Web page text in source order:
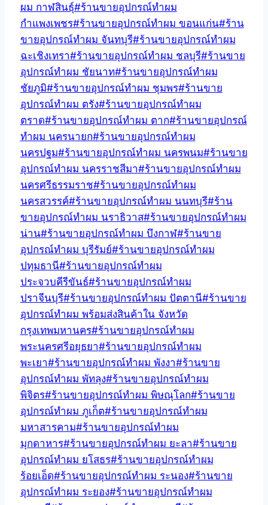
ผม กาฬสินธุ์#ร้านขายอุปกรณ์ทำผม
กำแพงเพชร#ร้านขายอุปกรณ์ทำผม ขอนแก่น#ร้าน
ขายอุปกรณ์ทำผม จันทบุรี#ร้านขายอุปกรณ์ทำผม
ฉะเชิงเทรา#ร้านขายอุปกรณ์ทำผม ชลบุรี#ร้านขาย
อุปกรณ์ทำผม ชัยนาท#ร้านขายอุปกรณ์ทำผม
ชัยภูมิ#ร้านขายอุปกรณ์ทำผม ชุมพร#ร้านขาย
อุปกรณ์ทำผม ตรัง#ร้านขายอุปกรณ์ทำผม
ตราด#ร้านขายอุปกรณ์ทำผม ตาก#ร้านขายอุปกรณ์
ทำผม นครนายก#ร้านขายอุปกรณ์ทำผม
นครปฐม#ร้านขายอุปกรณ์ทำผม นครพนม#ร้านขาย
อุปกรณ์ทำผม นครราชสีมา#ร้านขายอุปกรณ์ทำผม
นครศรีธรรมราช#ร้านขายอุปกรณ์ทำผม
นครสวรรค์#ร้านขายอุปกรณ์ทำผม นนทบุรี#ร้าน
ขายอุปกรณ์ทำผม นราธิวาส#ร้านขายอุปกรณ์ทำผม
น่าน#ร้านขายอุปกรณ์ทำผม บึงกาฬ#ร้านขาย
อุปกรณ์ทำผม บุรีรัมย์#ร้านขายอุปกรณ์ทำผม
ปทุมธานี#ร้านขายอุปกรณ์ทำผม
ประจวบคีรีขันธ์#ร้านขายอุปกรณ์ทำผม
ปราจีนบุรี#ร้านขายอุปกรณ์ทำผม ปัตตานี#ร้านขาย
อุปกรณ์ทำผม พร้อมส่งสินค้าใน จังหวัด
กรุงเทพมหานคร#ร้านขายอุปกรณ์ทำผม
พระนครศรีอยุธยา#ร้านขายอุปกรณ์ทำผม
พะเยา#ร้านขายอุปกรณ์ทำผม พังงา#ร้านขาย
อุปกรณ์ทำผม พัทลุง#ร้านขายอุปกรณ์ทำผม
พิจิตร#ร้านขายอุปกรณ์ทำผม พิษณุโลก#ร้านขาย
อุปกรณ์ทำผม ภูเก็ต#ร้านขายอุปกรณ์ทำผม
มหาสารคาม#ร้านขายอุปกรณ์ทำผม
มุกดาหาร#ร้านขายอุปกรณ์ทำผม ยะลา#ร้านขาย
อุปกรณ์ทำผม ยโสธร#ร้านขายอุปกรณ์ทำผม
ร้อยเอ็ด#ร้านขายอุปกรณ์ทำผม ระนอง#ร้านขาย
อุปกรณ์ทำผม ระยอง#ร้านขายอุปกรณ์ทำผม